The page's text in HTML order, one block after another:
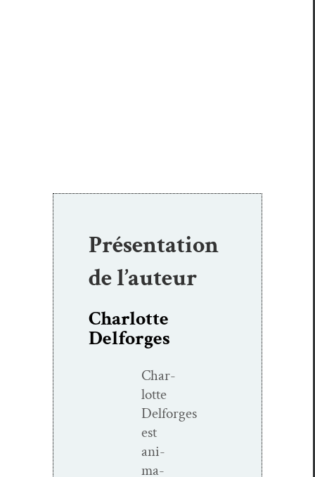
Présentation
de l’auteur
Charlotte
Delforges
Char­
lotte
Delforges
est
ani­
ma­